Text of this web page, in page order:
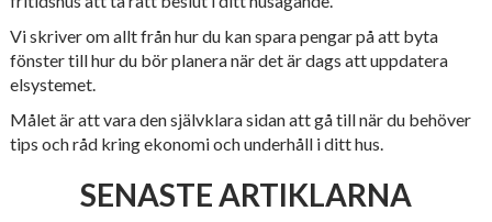
Vi skriver om allt från hur du kan spara pengar på att byta
fönster till hur du bör planera när det är dags att uppdatera
elsystemet.
Målet är att vara den självklara sidan att gå till när du behöver
tips och råd kring ekonomi och underhåll i ditt hus.
SENASTE ARTIKLARNA